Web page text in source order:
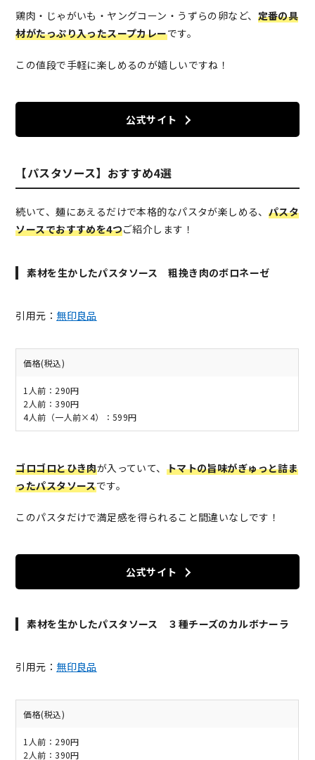
鶏肉・じゃがいも・ヤングコーン・うずらの卵など、 定番の具
材がたっぷり入ったスープカレーです。
この値段で手軽に楽しめるのが嬉しいですね！
公式サイト
【パスタソース】おすすめ4選
続いて、麺にあえるだけで本格的なパスタが楽しめる、 パスタ
ソースでおすすめを4つご紹介します！
素材を生かしたパスタソース 粗挽き肉のボロネーゼ
引用元： 無印良品
価格(税込)
1人前：290円
2人前：390円
4人前（一人前×4）：599円
ゴロゴロとひき肉が入っていて、 トマトの旨味がぎゅっと詰ま
ったパスタソースです。
このパスタだけで満足感を得られること間違いなしです！
公式サイト
素材を生かしたパスタソース ３種チーズのカルボナーラ
引用元： 無印良品
価格(税込)
1人前：290円
2人前：390円